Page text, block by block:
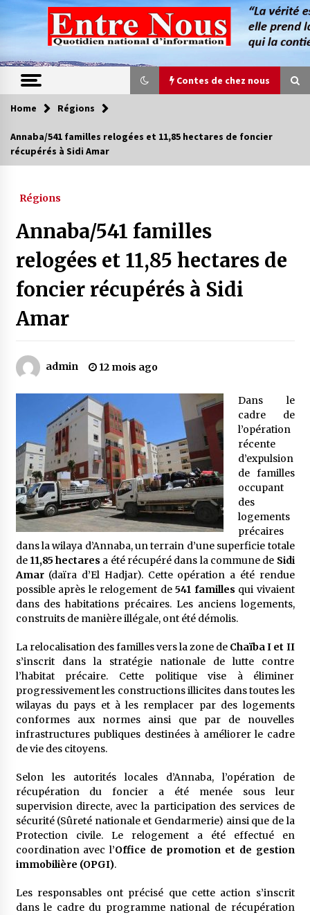
content
Contes de chez nous
Contes de chez nous
Magie de sorcier
4 ans ago
Oum el Gaïla / L’ogresse du M’zab
4 ans ago
4 ans ago
Quand on va vite
5 ans ago
« Père, tiens-moi, je vais tomber ! »
5 ans ago
5 ans ago
Le monstrueux vieillard (Un récit du Sud
algérien)
5 ans ago
Rencontre nocturne dans le désert (Un conte
touareg)
5 ans ago
Un conte targui/ Quand la tête est vide
5 ans ago
Tradition orale/ D’où viennent les contes et à
5 ans ago
Home Régions
Annaba/541 familles relogées et 11,85 hectares de foncier
récupérés à Sidi Amar
Régions
Annaba/541 familles
relogées et 11,85 hectares de
foncier récupérés à Sidi
Amar
admin 12 mois ago
Dans le
cadre de
l’opération
récente
d’expulsion
de familles
occupant
des
logements
précaires
dans la wilaya d’Annaba, un terrain d’une superficie totale
de 11,85 hectares a été récupéré dans la commune de Sidi
Amar(daïra d’El Hadjar). Cette opération a été rendue
possible après le relogement de 541 familles qui vivaient
dans des habitations précaires. Les anciens logements,
construits de manière illégale, ont été démolis.
La relocalisation des familles vers la zone de Chaïba I et II
s’inscrit dans la stratégie nationale de lutte contre
l’habitat précaire. Cette politique vise à éliminer
progressivement les constructions illicites dans toutes les
wilayas du pays et à les remplacer par des logements
conformes aux normes ainsi que par de nouvelles
infrastructures publiques destinées à améliorer le cadre
de vie des citoyens.
Selon les autorités locales d’Annaba, l’opération de
récupération du foncier a été menée sous leur
supervision directe, avec la participation des services de
sécurité (Sûreté nationale et Gendarmerie) ainsi que de la
Protection civile. Le relogement a été effectué en
coordination avec l’Office de promotion et de gestion
immobilière (OPGI).
Les responsables ont précisé que cette action s’inscrit
dans le cadre du programme national de récupération